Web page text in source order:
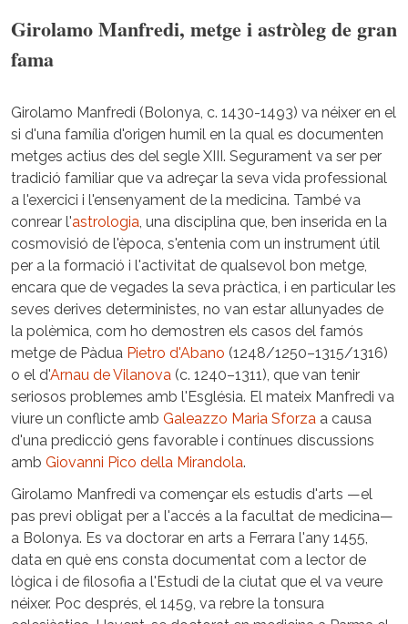
Girolamo Manfredi, metge i astròleg de gran
fama
Girolamo Manfredi (Bolonya, c. 1430-1493) va néixer en el
si d'una família d'origen humil en la qual es documenten
metges actius des del segle XIII. Segurament va ser per
tradició familiar que va adreçar la seva vida professional
a l'exercici i l'ensenyament de la medicina. També va
conrear l'astrologia, una disciplina que, ben inserida en la
cosmovisió de l'època, s'entenia com un instrument útil
per a la formació i l'activitat de qualsevol bon metge,
encara que de vegades la seva pràctica, i en particular les
seves derives deterministes, no van estar allunyades de
la polèmica, com ho demostren els casos del famós
metge de Pàdua Pietro d'Abano (1248/1250–1315/1316)
o el d'Arnau de Vilanova (c. 1240–1311), que van tenir
seriosos problemes amb l'Església. El mateix Manfredi va
viure un conflicte amb Galeazzo Maria Sforza a causa
d'una predicció gens favorable i contínues discussions
amb Giovanni Pico della Mirandola.
Girolamo Manfredi va començar els estudis d'arts —el
pas previ obligat per a l'accés a la facultat de medicina—
a Bolonya. Es va doctorar en arts a Ferrara l'any 1455,
data en què ens consta documentat com a lector de
lògica i de filosofia a l'Estudi de la ciutat que el va veure
néixer. Poc després, el 1459, va rebre la tonsura